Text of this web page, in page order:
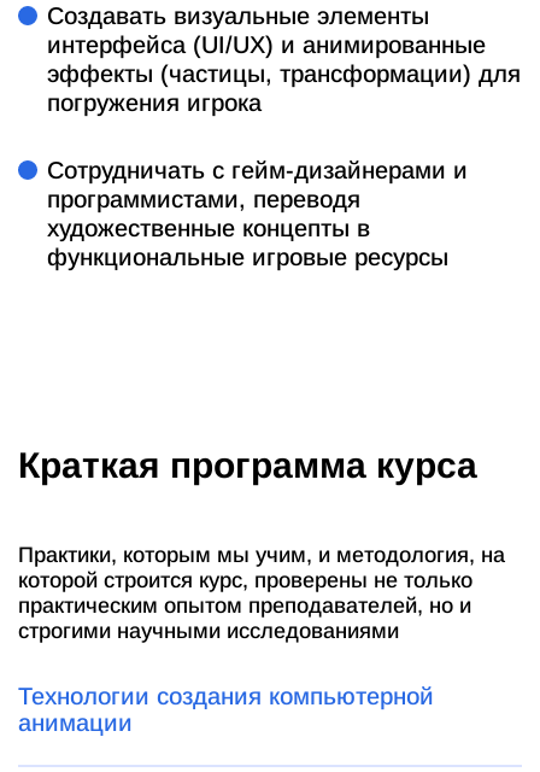
Создавать визуальные элементы
интерфейса (UI/UX) и анимированные
эффекты (частицы, трансформации) для
погружения игрока
Сотрудничать с гейм-дизайнерами и
программистами, переводя
художественные концепты в
функциональные игровые ресурсы
Краткая программа курса
Практики, которым мы учим, и методология, на
которой строится курс, проверены не только
практическим опытом преподавателей, но и
строгими научными исследованиями
Технологии создания компьютерной
анимации